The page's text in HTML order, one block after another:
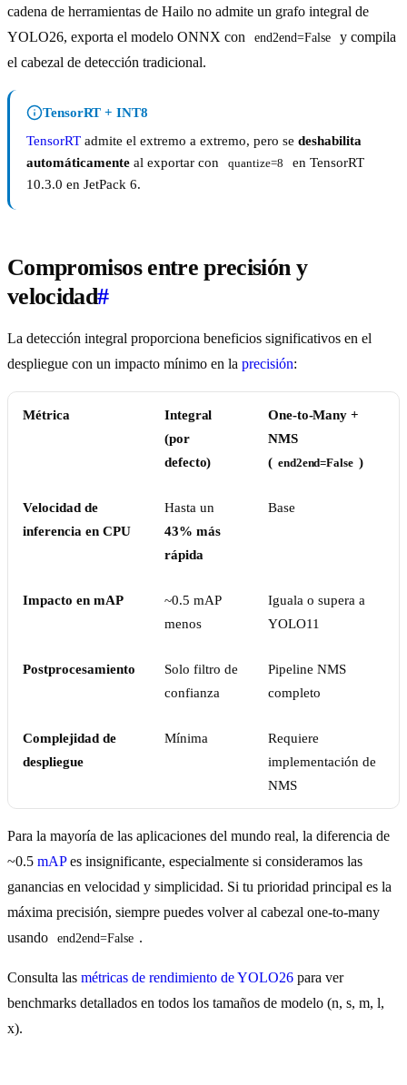
cadena de herramientas de Hailo no admite un grafo integral de
YOLO26, exporta el modelo ONNX con
end2end=False
y compila
el cabezal de detección tradicional.
TensorRT + INT8
TensorRT admite el extremo a extremo, pero se deshabilita
automáticamente al exportar con quantize=8
en TensorRT
10.3.0 en JetPack 6.
Compromisos entre precisión y
velocidad#
La detección integral proporciona beneficios significativos en el
despliegue con un impacto mínimo en la precisión:
Métrica
Integral
(por
defecto)
One-to-Many +
NMS
( end2end=False )
Velocidad de
inferencia en CPU
Hasta un
43% más
rápida
Base
Impacto en mAP
~0.5 mAP
menos
Iguala o supera a
YOLO11
Postprocesamiento
Solo filtro de
confianza
Pipeline NMS
completo
Complejidad de
despliegue
Mínima
Requiere
implementación de
NMS
Para la mayoría de las aplicaciones del mundo real, la diferencia de
~0.5 mAPes insignificante, especialmente si consideramos las
ganancias en velocidad y simplicidad. Si tu prioridad principal es la
máxima precisión, siempre puedes volver al cabezal one-to-many
usando
end2end=False .
Consulta las métricas de rendimiento de YOLO26 para ver
benchmarks detallados en todos los tamaños de modelo (n, s, m, l,
x).